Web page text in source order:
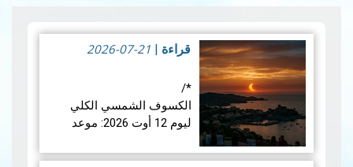
قراءة 2026-07-21
*/
الكسوف الشمسي الكلي
ليوم 12 أوت 2026: موعد